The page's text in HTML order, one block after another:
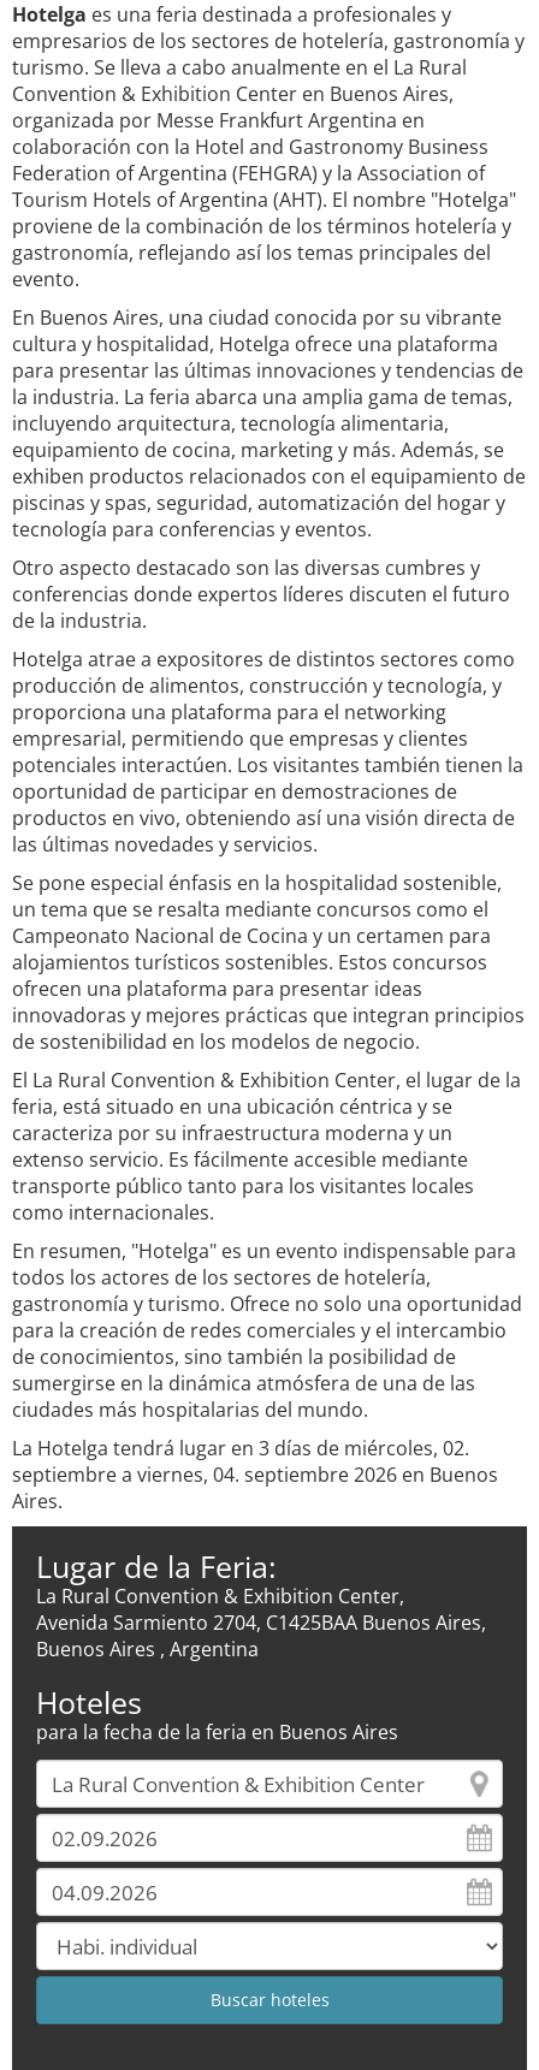
Hotelga es una feria destinada a profesionales y
empresarios de los sectores de hotelería, gastronomía y
turismo. Se lleva a cabo anualmente en el La Rural
Convention & Exhibition Center en Buenos Aires,
organizada por Messe Frankfurt Argentina en
colaboración con la Hotel and Gastronomy Business
Federation of Argentina (FEHGRA) y la Association of
Tourism Hotels of Argentina (AHT). El nombre "Hotelga"
proviene de la combinación de los términos hotelería y
gastronomía, reflejando así los temas principales del
evento.
En Buenos Aires, una ciudad conocida por su vibrante
cultura y hospitalidad, Hotelga ofrece una plataforma
para presentar las últimas innovaciones y tendencias de
la industria. La feria abarca una amplia gama de temas,
incluyendo arquitectura, tecnología alimentaria,
equipamiento de cocina, marketing y más. Además, se
exhiben productos relacionados con el equipamiento de
piscinas y spas, seguridad, automatización del hogar y
tecnología para conferencias y eventos.
Otro aspecto destacado son las diversas cumbres y
conferencias donde expertos líderes discuten el futuro
de la industria.
Hotelga atrae a expositores de distintos sectores como
producción de alimentos, construcción y tecnología, y
proporciona una plataforma para el networking
empresarial, permitiendo que empresas y clientes
potenciales interactúen. Los visitantes también tienen la
oportunidad de participar en demostraciones de
productos en vivo, obteniendo así una visión directa de
las últimas novedades y servicios.
Se pone especial énfasis en la hospitalidad sostenible,
un tema que se resalta mediante concursos como el
Campeonato Nacional de Cocina y un certamen para
alojamientos turísticos sostenibles. Estos concursos
ofrecen una plataforma para presentar ideas
innovadoras y mejores prácticas que integran principios
de sostenibilidad en los modelos de negocio.
El La Rural Convention & Exhibition Center, el lugar de la
feria, está situado en una ubicación céntrica y se
caracteriza por su infraestructura moderna y un
extenso servicio. Es fácilmente accesible mediante
transporte público tanto para los visitantes locales
como internacionales.
En resumen, "Hotelga" es un evento indispensable para
todos los actores de los sectores de hotelería,
gastronomía y turismo. Ofrece no solo una oportunidad
para la creación de redes comerciales y el intercambio
de conocimientos, sino también la posibilidad de
sumergirse en la dinámica atmósfera de una de las
ciudades más hospitalarias del mundo.
La Hotelga tendrá lugar en 3 días de miércoles, 02.
septiembre a viernes, 04. septiembre 2026 en Buenos
Aires.
Lugar de la Feria:
La Rural Convention & Exhibition Center,
Avenida Sarmiento 2704, C1425BAA Buenos Aires,
Buenos Aires , Argentina
Hoteles
para la fecha de la feria en Buenos Aires